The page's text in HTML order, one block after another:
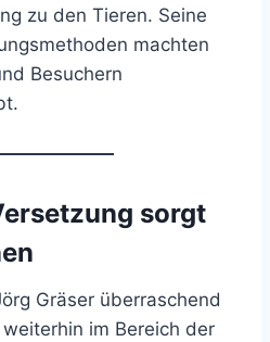
zu den Tieren. Seine
machten
Besuchern
sorgt
Gräser überraschend
im Bereich der